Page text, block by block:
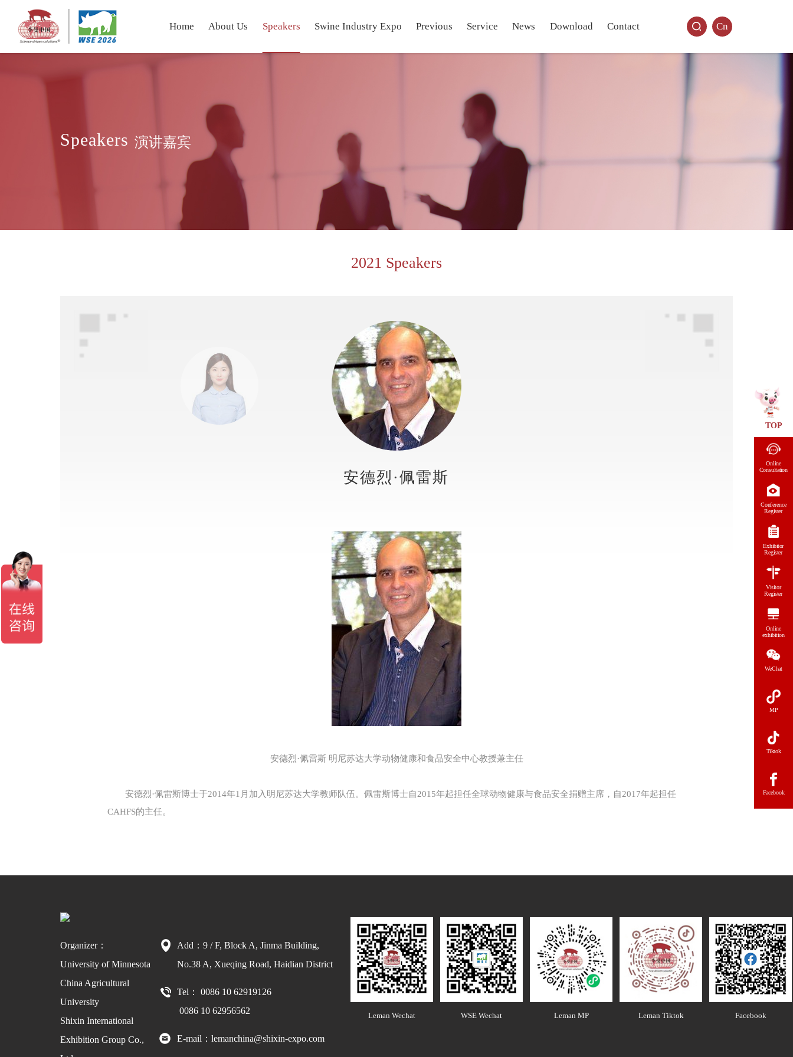
Home About Us Speakers Swine Industry Expo Previous Service News Download Contact Cn
Speakers 演讲嘉宾
2021 Speakers
安德烈·佩雷斯
安德烈·佩雷斯 明尼苏达大学动物健康和食品安全中心教授兼主任
安德烈·佩雷斯博士于2014年1月加入明尼苏达大学教师队伍。佩雷斯博士自2015年起担任全球动物健康与食品安全捐赠主席，自2017年起担任
CAHFS的主任。
Organizer：
University of Minnesota
China Agricultural
University
Shixin International
Exhibition Group Co.,
Add：9 / F, Block A, Jinma Building,
No.38 A, Xueqing Road, Haidian District
Tel： 0086 10 62919126
0086 10 62956562
E-mail：lemanchina@shixin-expo.com
Leman Wechat WSE Wechat Leman MP Leman Tiktok Facebook
TOP
Online
Consultation
Conference
Register
Exhibitor
Register
Visitor
Register
Online
exhibition
WeChat
MP
Tiktok
Facebook